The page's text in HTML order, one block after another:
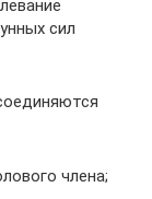
сил
члена;